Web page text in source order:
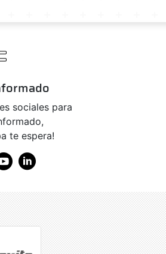
sociales para
te espera!